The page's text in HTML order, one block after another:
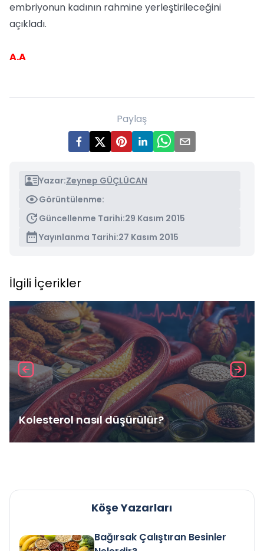
embriyonun kadının rahmine yerleştirileceğini
açıkladı.
A.A
Paylaş
Yazar:Zeynep GÜÇLÜCAN
Görüntülenme:
Güncellenme Tarihi:29 Kasım 2015
Yayınlanma Tarihi:27 Kasım 2015
İlgili İçerikler
Kolesterol nasıl düşürülür?
Köşe Yazarları
Bağırsak Çalıştıran Besinler